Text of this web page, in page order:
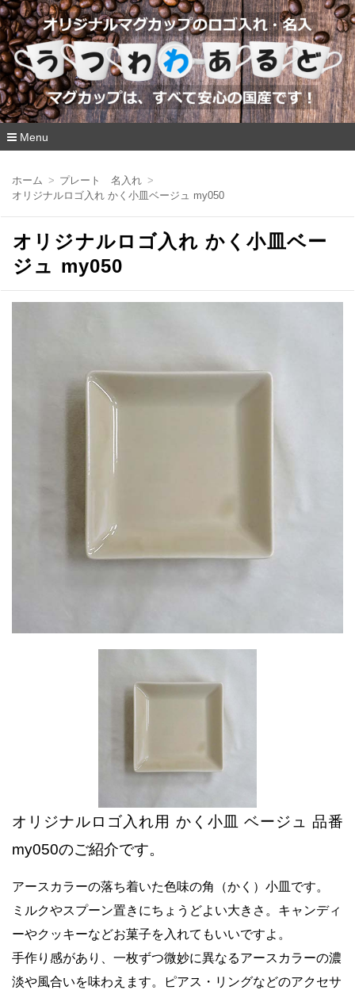
Menu
ホーム
プレート 名入れ
オリジナルロゴ入れ かく小皿ベージュ my050
オリジナルロゴ入れ かく小皿ベー
ジュ my050
オリジナルロゴ入れ用 かく小皿 ベージュ 品番
my050のご紹介です。
アースカラーの落ち着いた色味の角（かく）小皿です。
ミ ルクやスプーン置きにちょうどよい大きさ。 キャンディ
ーやクッキーなどお菓子を入れてもいいですよ。
手作り感があり、一枚ずつ微妙に異なるアースカラーの濃
淡や風合いを味わえます。
ピアス・リングなどのアクセサ